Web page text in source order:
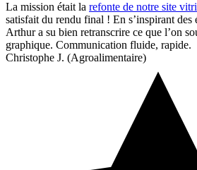
La mission était la refonte de notre site
satisfait du rendu final ! En s’inspirant des
Arthur a su bien retranscrire ce que l’on
graphique. Communication fluide, rapide.
Christophe J. (Agroalimentaire)